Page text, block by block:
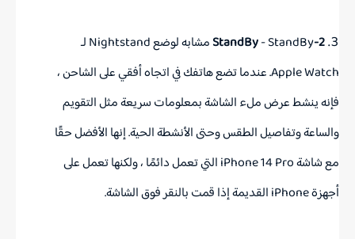
2-StandBy
- StandBy مشابه لوضع Nightstand لـ
Apple Watch. عندما تضع هاتفك في اتجاه أفقي على الشاحن ،
فإنه ينشط عرض ملء الشاشة بمعلومات سريعة مثل التقويم
والساعة وتفاصيل الطقس وحتى الأنشطة الحية.إنها الأفضل حقًا
مع شاشةiPhone 14 Proالتي تعمل دائمًا ، ولكنها تعمل على
أجهزة iPhone القديمة إذا قمت بالنقر فوق الشاشة.